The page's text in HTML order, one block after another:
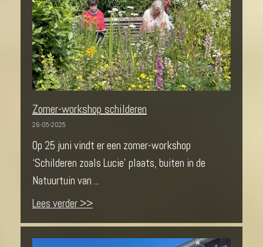
Zomer-workshop schilderen
26-05-2025
Op 25 juni vindt er een zomer-workshop
‘Schilderen zoals Lucie’ plaats, buiten in de
Natuurtuin van ...
Lees verder >>